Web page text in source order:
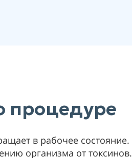
процедуре
в рабочее состояние.
организма от токсинов.